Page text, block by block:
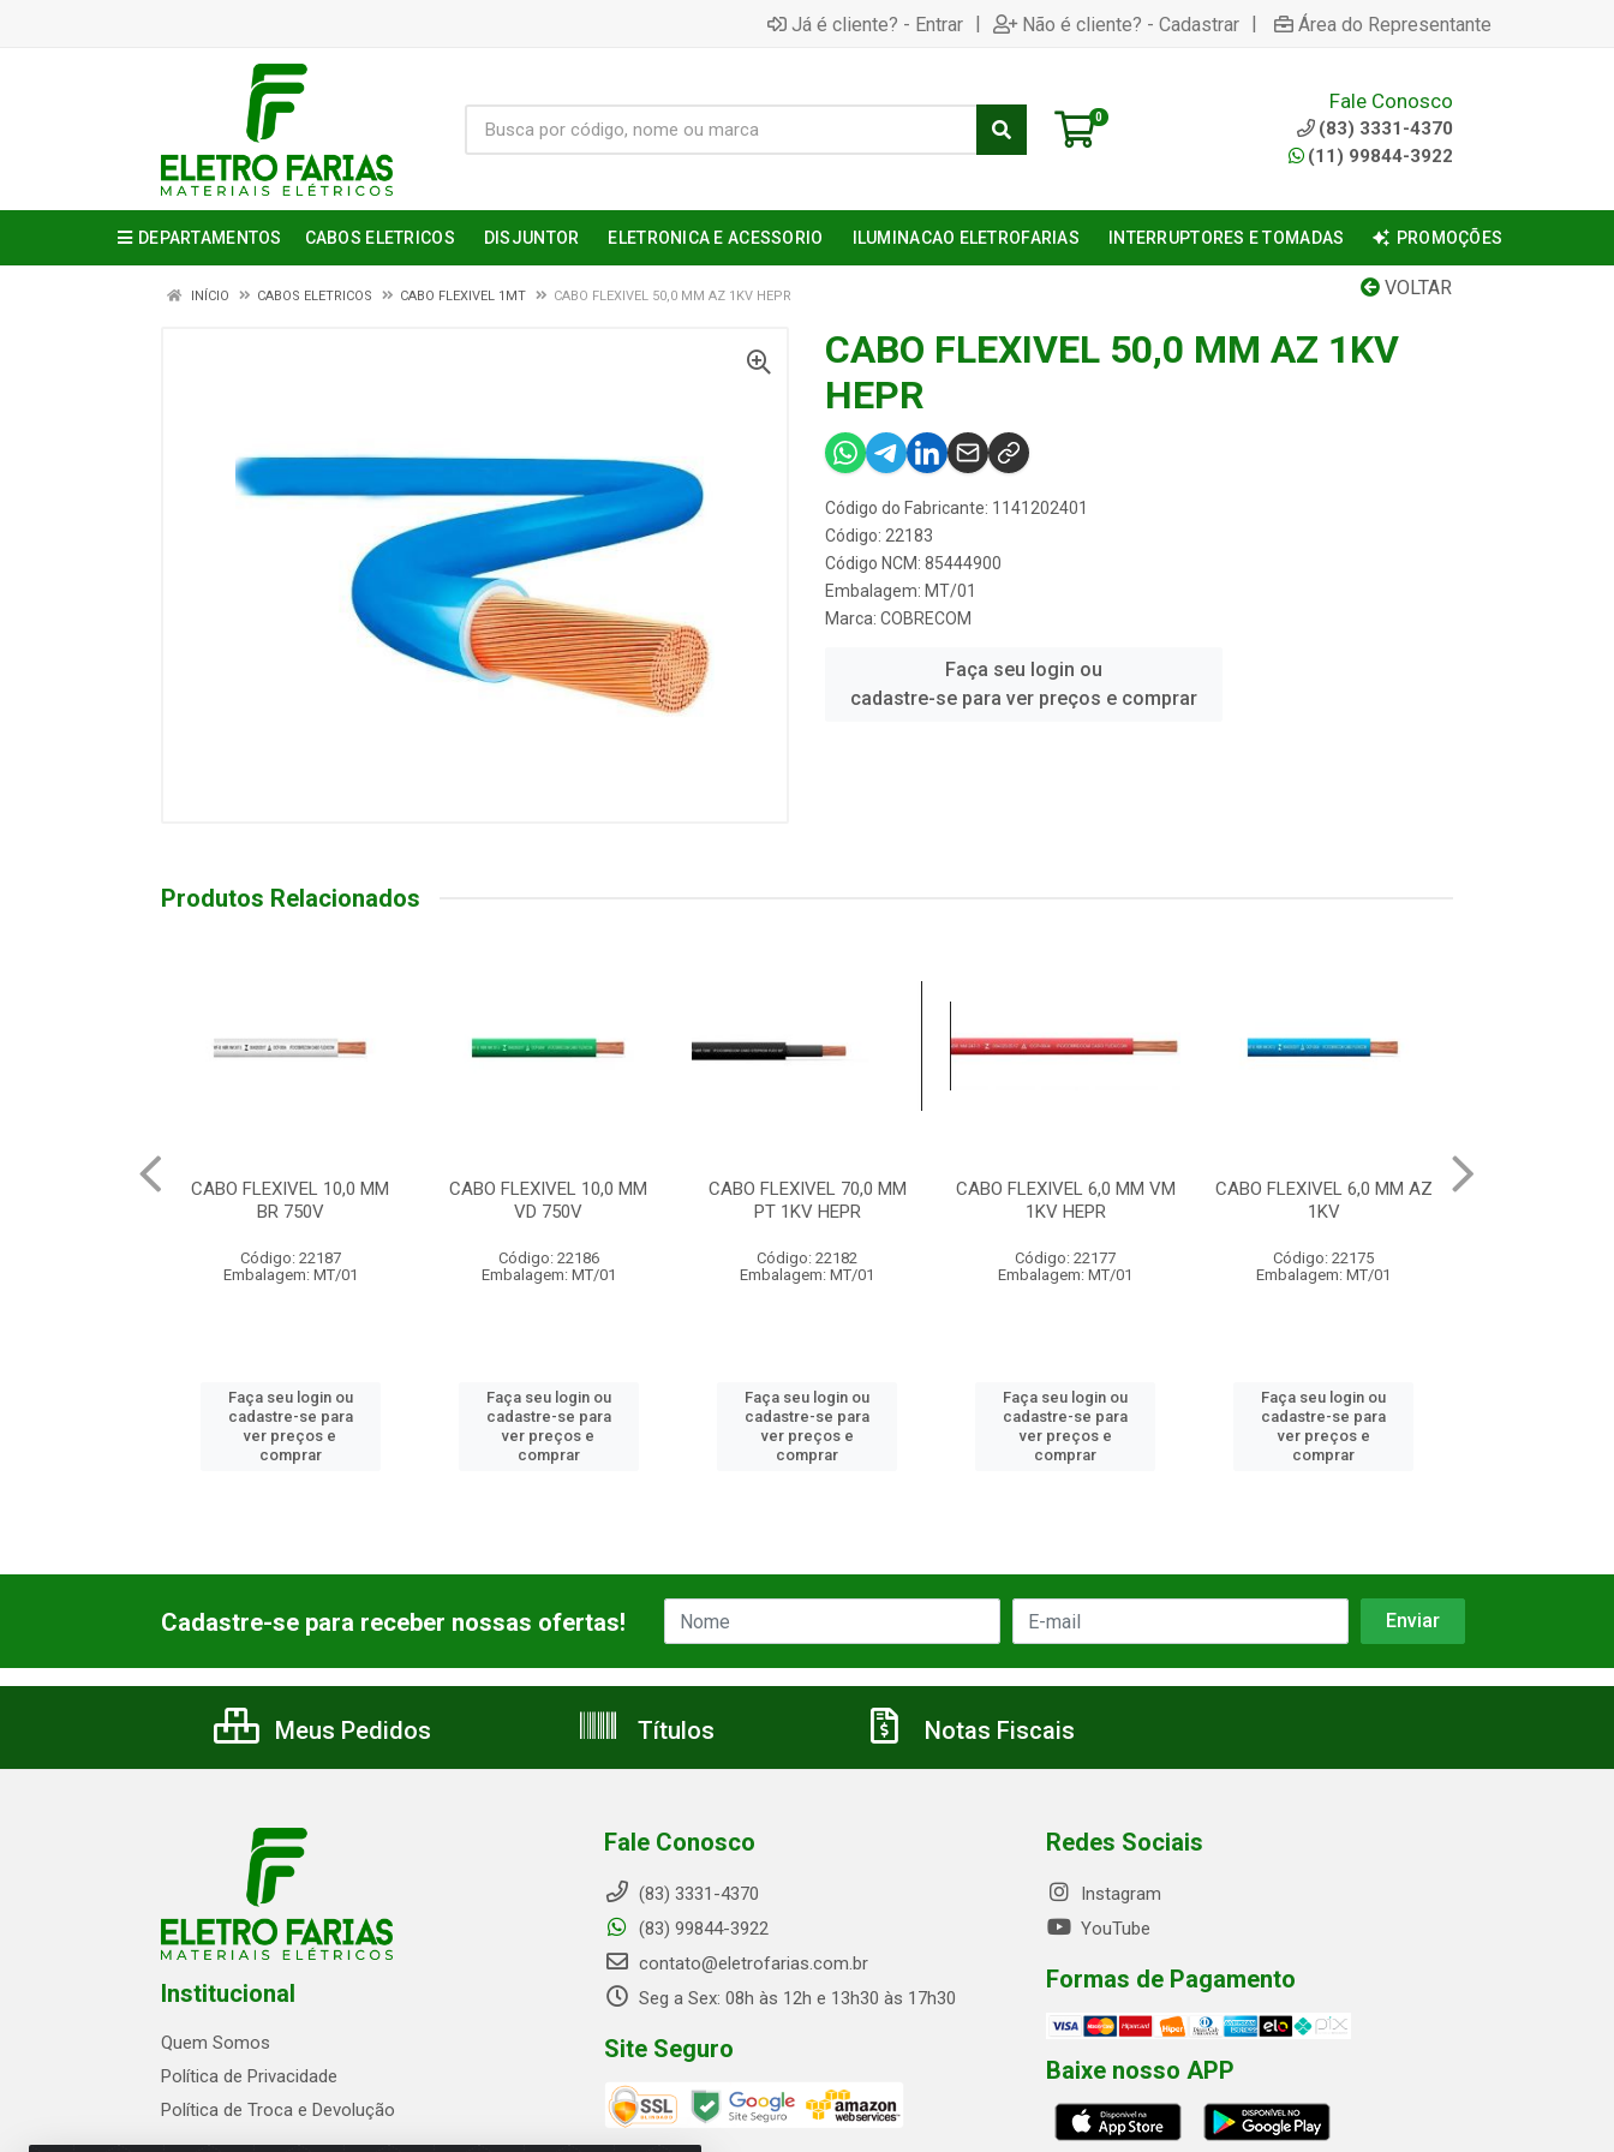
Já é cliente? - Entrar | Não é cliente? - Cadastrar | Área do Representante
0
Fale Conosco
(83) 3331-4370
(11) 99844-3922
DEPARTAMENTOS CABOS ELETRICOS DISJUNTOR ELETRONICA E ACESSORIO ILUMINACAO ELETROFARIAS INTERRUPTORES E TOMADAS PROMOÇÕES
VOLTAR
INÍCIO CABOS ELETRICOS CABO FLEXIVEL 1MT CABO FLEXIVEL 50,0 MM AZ 1KV HEPR
CABO FLEXIVEL 50,0 MM AZ 1KV
HEPR
Código do Fabricante: 1141202401
Código: 22183
Código NCM: 85444900
Embalagem: MT/01
Marca: COBRECOM
Faça seu login ou
cadastre-se para ver preços e comprar
Produtos Relacionados
CABO FLEXIVEL 10,0 MM
VD 750V
Código: 22186
Embalagem: MT/01
Faça seu login ou
cadastre-se para
ver preços e
comprar
CABO FLEXIVEL 70,0 MM
PT 1KV HEPR
Código: 22182
Embalagem: MT/01
Faça seu login ou
cadastre-se para
ver preços e
comprar
CABO FLEXIVEL 6,0 MM VM
1KV HEPR
Código: 22177
Embalagem: MT/01
Faça seu login ou
cadastre-se para
ver preços e
comprar
CABO FLEXIVEL 6,0 MM AZ
1KV
Código: 22175
Embalagem: MT/01
Faça seu login ou
cadastre-se para
ver preços e
comprar
CABO FLEXIVEL 10,0 MM
VD 1KV HEPR
Código: 22153
Embalagem: MT/01
Faça seu login ou
cadastre-se para
ver preços e
comprar
Cadastre-se para receber nossas ofertas!
Meus Pedidos Títulos Notas Fiscais
Institucional
Quem Somos
Política de Privacidade
Política de Troca e Devolução
Fale Conosco
(83) 3331-4370
(83) 99844-3922
contato@eletrofarias.com.br
Seg a Sex: 08h às 12h e 13h30 às 17h30
Site Seguro
Redes Sociais
Instagram
YouTube
Formas de Pagamento
Baixe nosso APP